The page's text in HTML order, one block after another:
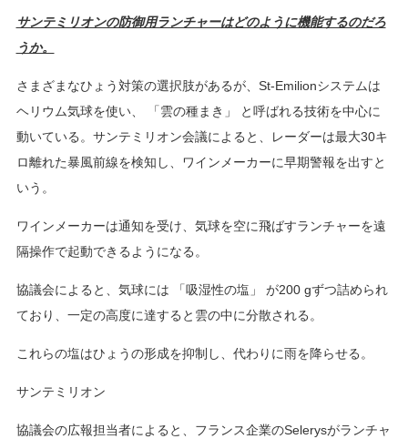
サンテミリオンの防御用ランチャーはどのように機能するのだろ
うか。
さまざまなひょう対策の選択肢があるが、St-Emilionシステムは
ヘリウム気球を使い、 「雲の種まき」 と呼ばれる技術を中心に
動いている。サンテミリオン会議によると、レーダーは最大30キ
ロ離れた暴風前線を検知し、ワインメーカーに早期警報を出すと
いう。
ワインメーカーは通知を受け、気球を空に飛ばすランチャーを遠
隔操作で起動できるようになる。
協議会によると、気球には 「吸湿性の塩」 が200 gずつ詰められ
ており、一定の高度に達すると雲の中に分散される。
これらの塩はひょうの形成を抑制し、代わりに雨を降らせる。
サンテミリオン
協議会の広報担当者によると、フランス企業のSelerysがランチャ